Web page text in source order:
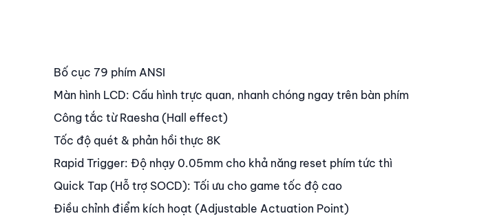
Nội dung
Bố cục 79 phím ANSI
Màn hình LCD: Cấu hình trực quan, nhanh chóng ngay trên bàn phím
Công tắc từ Raesha (Hall effect)
Tốc độ quét & phản hồi thực 8K
Rapid Trigger: Độ nhạy 0.05mm cho khả năng reset phím tức thì
Quick Tap (Hỗ trợ SOCD): Tối ưu cho game tốc độ cao
Điều chỉnh điểm kích hoạt (Adjustable Actuation Point)